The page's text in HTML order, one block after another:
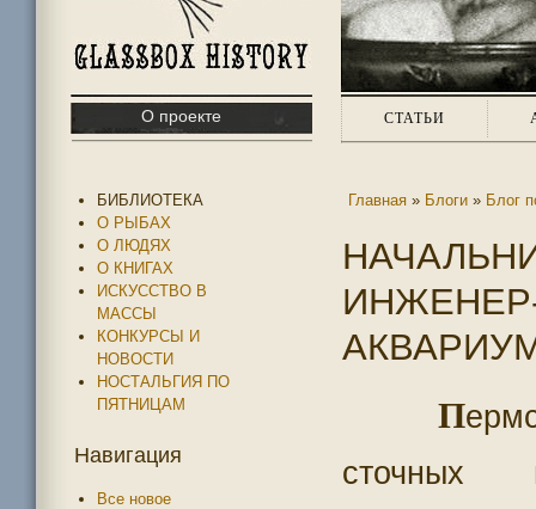
О проекте СТАТЬИ
Главная » Блоги » Блог
П
сточных
БИБЛИОТЕКА
О РЫБАХ
О ЛЮДЯХ
О КНИГАХ
ИСКУССТВО В
МАССЫ
КОНКУРСЫ И
НОВОСТИ
НОСТАЛЬГИЯ ПО
ПЯТНИЦАМ
Навигация
Все новое